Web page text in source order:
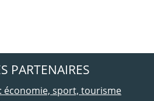
PARTENAIRES
économie, sport, tourisme